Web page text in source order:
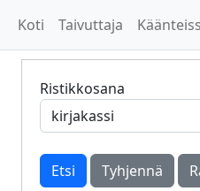
Koti Taivuttaja
Ristikkosana
Tyhjennä